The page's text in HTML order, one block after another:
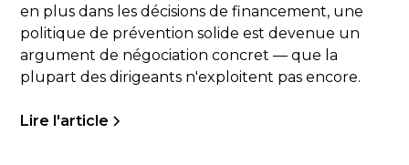
en plus dans les décisions de financement, une
politique de prévention solide est devenue un
argument de négociation concret — que la
plupart des dirigeants n'exploitent pas encore.
Lire l'article